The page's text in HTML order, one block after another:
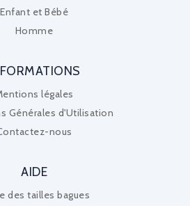
Enfant et Bébé
Homme
légales
Générales d'Utilisation
nous
AIDE
des tailles bagues